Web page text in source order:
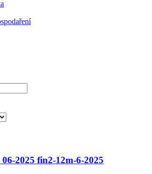
2025 fin2-12m-6-2025